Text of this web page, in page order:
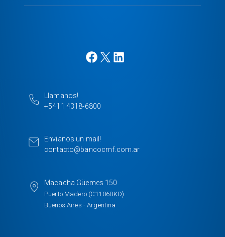
Llamanos!
+5411 4318-6800
Envianos un mail!
contacto@bancocmf.com.ar
Macacha Güemes 150
Puerto Madero (C1106BKD)
Buenos Aires - Argentina
F
b
X
L